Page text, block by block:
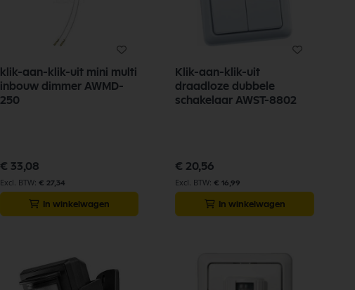
klik-aan-klik-uit mini multi
inbouw dimmer AWMD-
250
€ 33,08
€ 27,34
In winkelwagen
Klik-aan-klik-uit
draadloze dubbele
schakelaar AWST-8802
€ 20,56
€ 16,99
In winkelwagen